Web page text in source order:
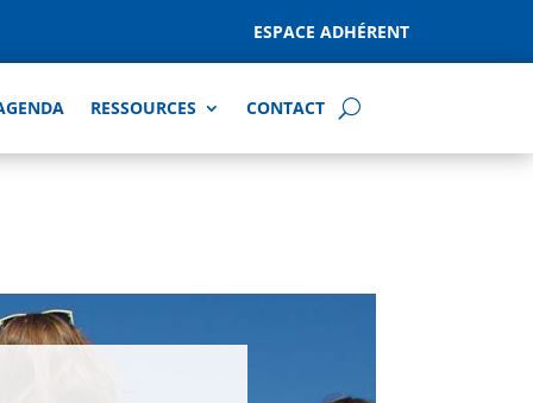
ESPACE ADHÉRENT
RESSOURCES CONTACT